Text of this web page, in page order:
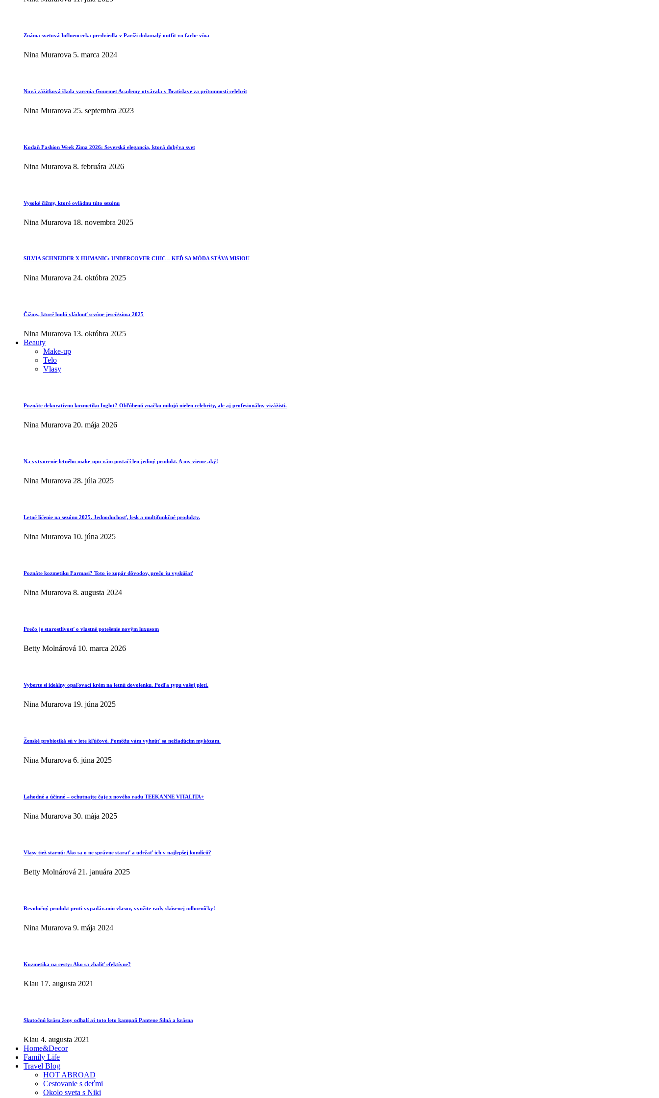
Známa svetová Influencerka predviedla v Paríži dokonalý outfit vo farbe vína
Nina Murarova 5. marca 2024
Nová zážitková škola varenia Gourmet Academy otvárala v Bratislave za prítomnosti celebrít
Nina Murarova 25. septembra 2023
Kodaň Fashion Week Zima 2026: Severská elegancia, ktorá dobýva svet
Nina Murarova 8. februára 2026
Vysoké čižmy, ktoré ovládnu túto sezónu
Nina Murarova 18. novembra 2025
SILVIA SCHNEIDER X HUMANIC: UNDERCOVER CHIC – KEĎ SA MÓDA STÁVA MISIOU
Nina Murarova 24. októbra 2025
Čižmy, ktoré budú vládnuť sezóne jeseň/zima 2025
Nina Murarova 13. októbra 2025
Beauty
Make-up
Telo
Vlasy
Poznáte dekoratívnu kozmetiku Inglot? Obľúbenú značku milujú nielen celebrity, ale aj profesionálny vizážisti.
Nina Murarova 20. mája 2026
Na vytvorenie letného make-upu vám postačí len jediný produkt. A my vieme aký!
Nina Murarova 28. júla 2025
Letné líčenie na sezónu 2025. Jednoduchosť, lesk a multifunkčné produkty.
Nina Murarova 10. júna 2025
Poznáte kozmetiku Farmasi? Toto je zopár dôvodov, prečo ju vyskúšať
Nina Murarova 8. augusta 2024
Prečo je starostlivosť o vlastné potešenie novým luxusom
Betty Molnárová 10. marca 2026
Vyberte si ideálny opaľovací krém na letnú dovolenku. Podľa typu vašej pleti.
Nina Murarova 19. júna 2025
Ženské probiotiká sú v lete kľúčové. Pomôžu vám vyhnúť sa nežiadúcim mykózam.
Nina Murarova 6. júna 2025
Lahodné a účinné – ochutnajte čaje z nového radu TEEKANNE VITALITA+
Nina Murarova 30. mája 2025
Vlasy tiež starnú: Ako sa o ne správne starať a udržať ich v najlepšej kondícii?
Betty Molnárová 21. januára 2025
Revolučný produkt proti vypadávaniu vlasov, využite rady skúsenej odborníčky!
Nina Murarova 9. mája 2024
Kozmetika na cesty: Ako sa zbaliť efektívne?
Klau 17. augusta 2021
Skutočnú krásu ženy odhalí aj toto leto kampaň Pantene Silná a krásna
Klau 4. augusta 2021
Home&Decor
Family Life
Travel Blog
HOT ABROAD
Cestovanie s deťmi
Okolo sveta s Niki